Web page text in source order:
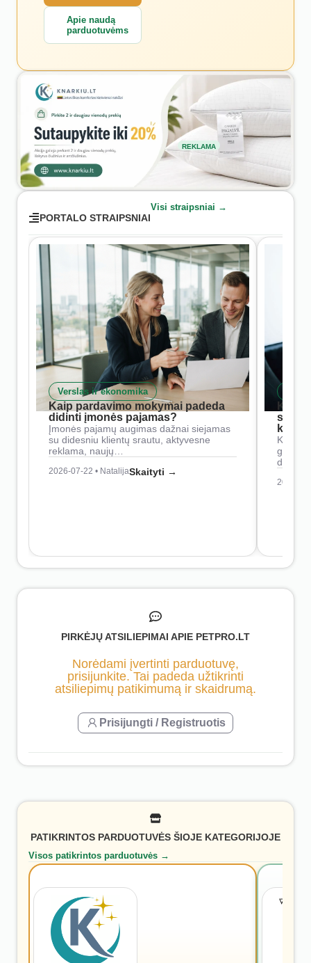
Apie naudą
parduotuvėms
REKLAMA
PORTALO STRAIPSNIAI
Visi straipsniai →
Verslas ir ekonomika
Kaip pardavimo mokymai padeda
didinti įmonės pajamas?
Įmonės pajamų augimas dažnai siejamas
su didesniu klientų srautu, aktyvesne
reklama, naujų…
2026-07-22 • NatalijaSkaityti →
Kaip
2026-
PIRKĖJŲ ATSILIEPIMAI APIE PETPRO.LT
Norėdami įvertinti parduotuvę,
prisijunkite. Tai padeda užtikrinti
atsiliepimų patikimumą ir skaidrumą.
Prisijungti / Registruotis
PATIKRINTOS PARDUOTUVĖS ŠIOJE KATEGORIJOJE
Visos patikrintos parduotuvės →